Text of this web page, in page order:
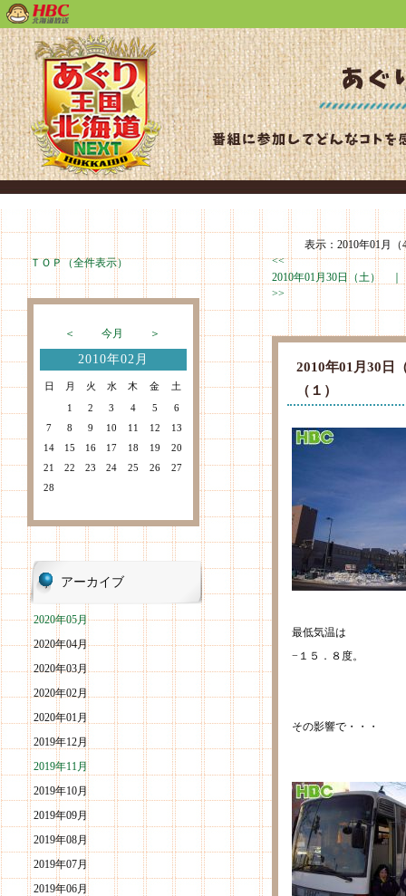
ＴＯＰ（全件表示）
＜ 今月 ＞
2010年02月
日 月 火 水 木 金
土
1
2 3 4 5
6
7
8 9 10 11 12
13
14
15 16 17 18 19
20
21
22 23 24 25 26
27
28
アーカイブ
2020年05月
2020年04月
2020年03月
2020年02月
2020年01月
2019年12月
2019年11月
2019年10月
2019年09月
2019年08月
2019年07月
2019年06月
表示：2010年01月（
<<
2010年01月30日（土）
>>
2010年01月30
（１）
最低気温は
−１５．８度。
その影響で・・・